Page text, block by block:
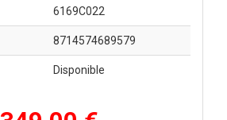
6169C022
8714574689579
Disponible